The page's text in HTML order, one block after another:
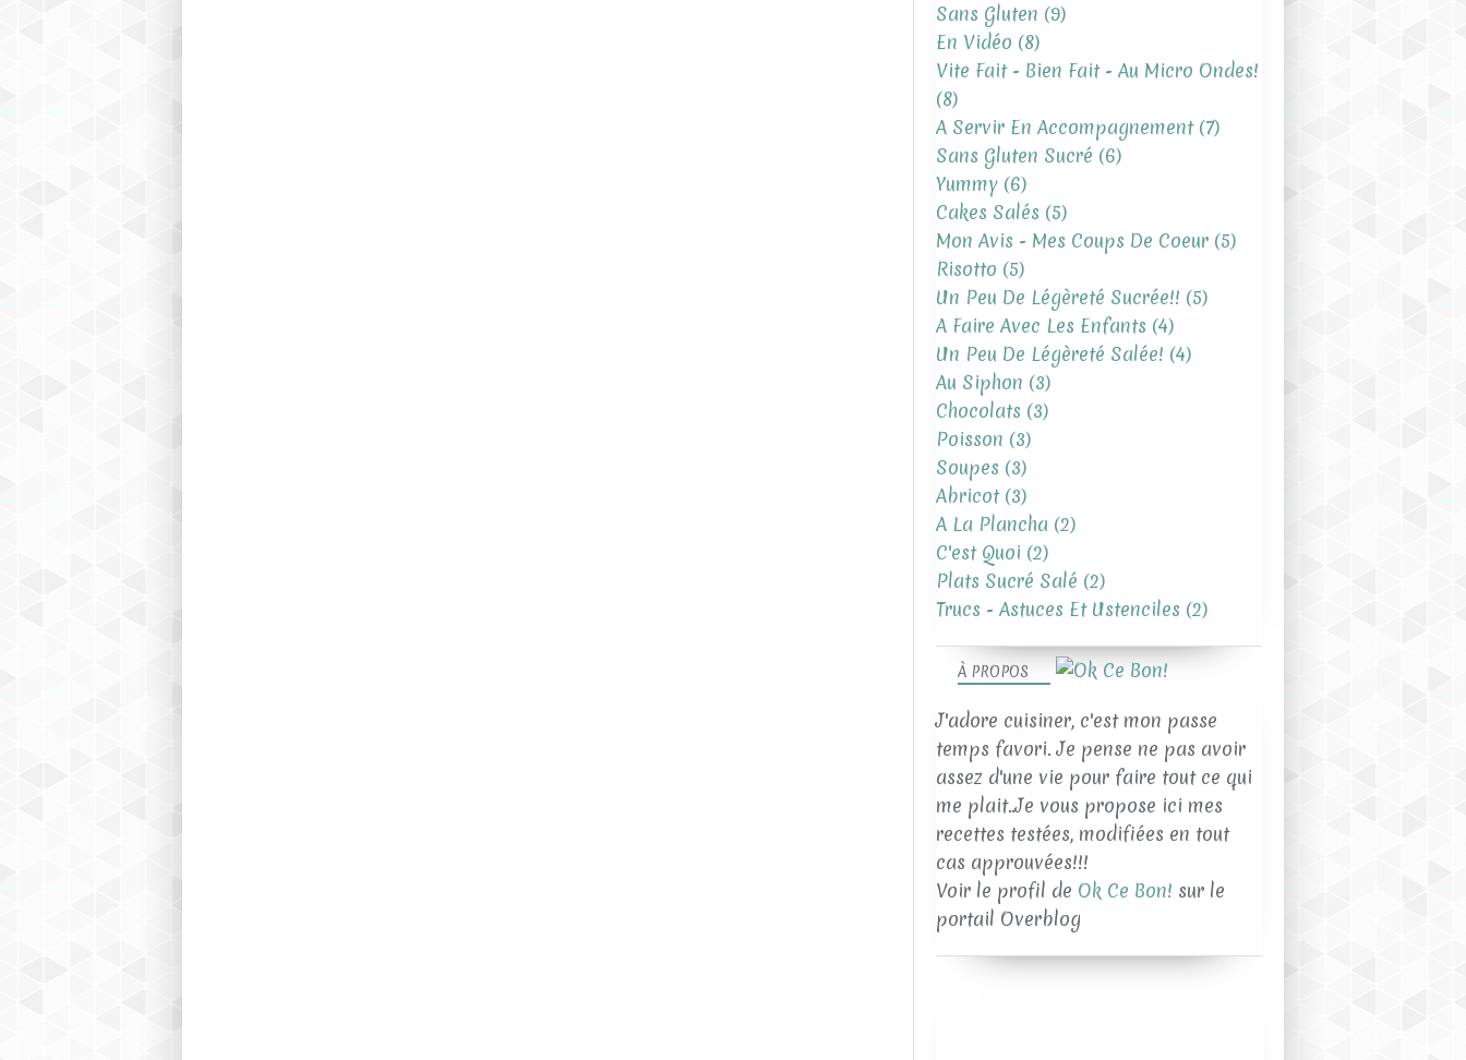
À PROPOS
J'adore cuisiner, c'est mon passe
temps favori. Je pense ne pas avoir
assez d'une vie pour faire tout ce qui
me plait..Je vous propose ici mes
recettes testées, modifiées en tout
cas approuvées!!!
Voir le profil de Ok Ce Bon! sur le
portail Overblog
Sans Gluten (9)
En Vidéo (8)
Vite Fait - Bien Fait - Au Micro Ondes!
(8)
A Servir En Accompagnement(7)
Sans Gluten Sucré (6)
Yummy (6)
Cakes Salés (5)
Mon Avis - Mes Coups De Coeur (5)
Risotto (5)
Un Peu De Légèreté Sucrée!! (5)
A Faire Avec Les Enfants (4)
Un Peu De Légèreté Salée! (4)
Au Siphon (3)
Chocolats (3)
Poisson (3)
Soupes (3)
Abricot(3)
A La Plancha (2)
C'est Quoi (2)
Plats Sucré Salé (2)
Trucs - Astuces Et Ustenciles (2)